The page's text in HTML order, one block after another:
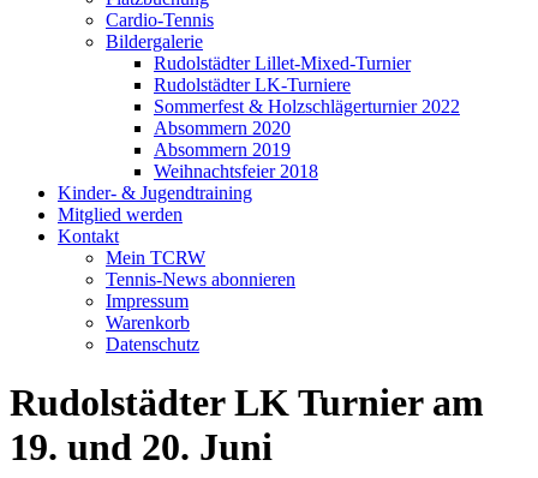
Cardio-Tennis
Bildergalerie
Rudolstädter Lillet-Mixed-Turnier
Rudolstädter LK-Turniere
Sommerfest & Holzschlägerturnier 2022
Absommern 2020
Absommern 2019
Weihnachtsfeier 2018
Kinder- & Jugendtraining
Mitglied werden
Kontakt
Mein TCRW
Tennis-News abonnieren
Impressum
Warenkorb
Datenschutz
Rudolstädter LK Turnier am
19. und 20. Juni